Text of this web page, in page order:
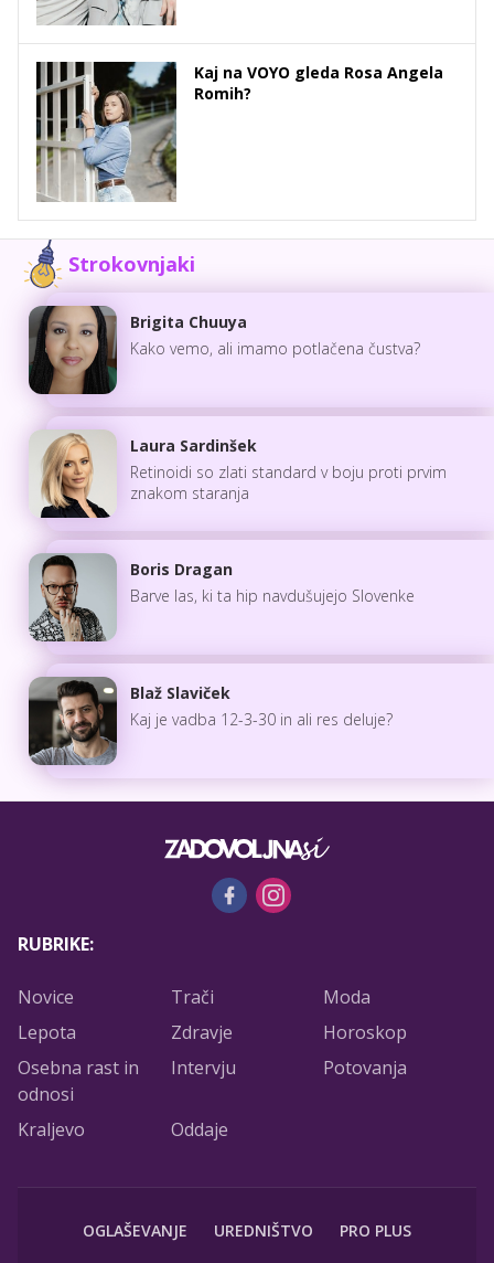
Kaj na VOYO gleda Rosa Angela
Romih?
Strokovnjaki
Brigita Chuuya
Kako vemo, ali imamo potlačena čustva?
Laura Sardinšek
Retinoidi so zlati standard v boju proti prvim
znakom staranja
Boris Dragan
Barve las, ki ta hip navdušujejo Slovenke
Blaž Slaviček
Kaj je vadba 12-3-30 in ali res deluje?
RUBRIKE:
Novice Trači
Moda
Lepota
Zdravje
Horoskop
Osebna rast in
odnosi
Intervju Potovanja
Kraljevo Oddaje
OGLAŠEVANJE UREDNIŠTVO PRO PLUS